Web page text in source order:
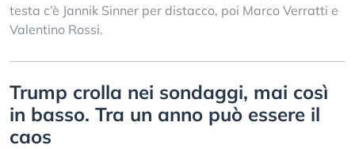
testa c’è Jannik Sinner per distacco, poi Marco Verratti e
Valentino Rossi.
Trump crolla nei sondaggi, mai così
in basso. Tra un anno può essere il
caos